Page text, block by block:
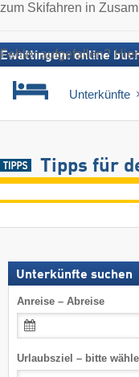
zum Skifahren in
Fehler aufgefallen?
Ewattingen: online
Unterkünfte
Tipps für
Unterkünfte suchen
Anreise – Abreise
Urlaubsziel – bitte